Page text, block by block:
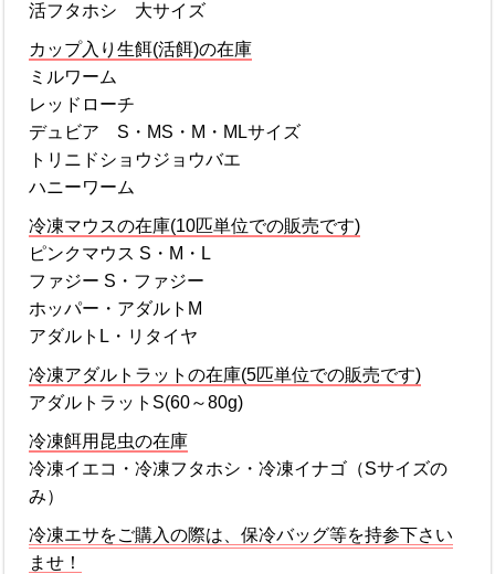
活フタホシ 大サイズ
カップ入り生餌(活餌)の在庫
ミルワーム
レッドローチ
デュビア S・MS・M・MLサイズ
トリニドショウジョウバエ
ハニーワーム
冷凍マウスの在庫(10匹単位での販売です)
ピンクマウス S・M・L
ファジー S・ファジー
ホッパー・アダルトM
アダルトL・リタイヤ
冷凍アダルトラットの在庫(5匹単位での販売です)
アダルトラットS(60～80g)
冷凍餌用昆虫の在庫
冷凍イエコ・冷凍フタホシ・冷凍イナゴ（Sサイズの
み）
冷凍エサをご購入の際は、保冷バッグ等を持参下さい
ませ！